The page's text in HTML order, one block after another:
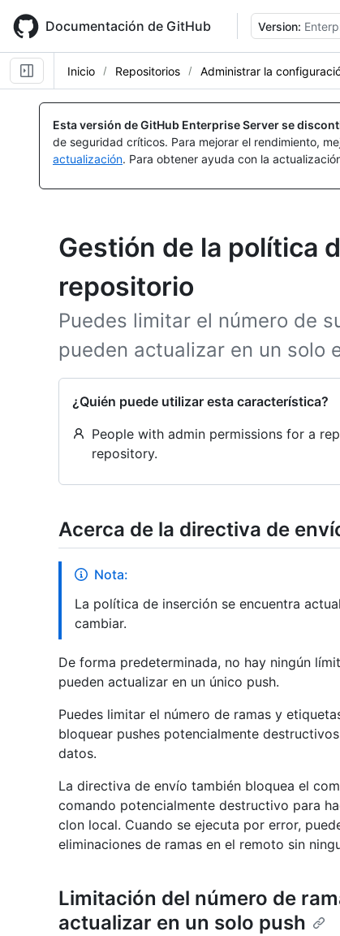
main
content
Documentación de GitHub Version:
Inicio Repositorios Administrar la
Esta versión de GitHub Enterprise Server se
de seguridad críticos. Para mejorar el rendimiento,
actualización. Para obtener ayuda con la
Gestión de la política
repositorio
Puedes limitar el número de
pueden actualizar en un solo
¿Quién puede utilizar esta característica?
People with admin permissions for a
repository.
Acerca de la directiva de
Nota:
La política de inserción se encuentra
cambiar.
De forma predeterminada, no hay ningún
pueden actualizar en un único push.
Puedes limitar el número de ramas y
bloquear pushes potencialmente
datos.
La directiva de envío también bloquea el
comando potencialmente destructivo para
clon local. Cuando se ejecuta por error,
eliminaciones de ramas en el remoto sin
Limitación del número de
actualizar en un solo push